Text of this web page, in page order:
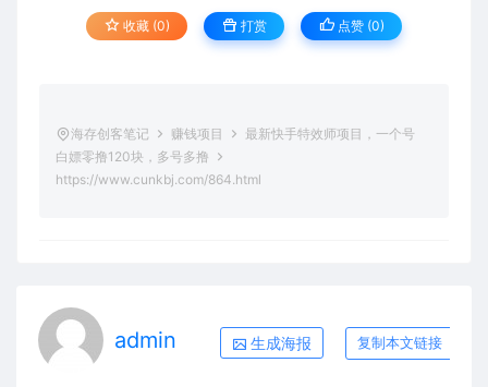
收藏 (0) 打赏 点赞 (0)
海存创客笔记 赚钱项目
最新快手特效师项目，一个号
白嫖零撸120块，多号多撸
https://www.cunkbj.com/864.html
admin 生成海报 复制本文链接